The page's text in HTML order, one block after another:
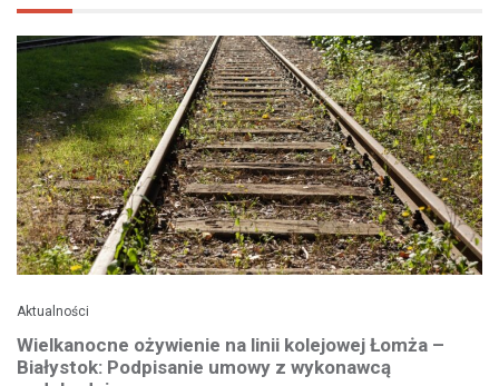
Aktualności
Wielkanocne ożywienie na linii kolejowej Łomża –
Białystok: Podpisanie umowy z wykonawcą